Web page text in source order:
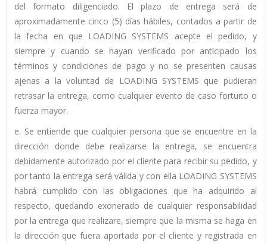
del formato diligenciado. El plazo de entrega será de
aproximadamente cinco (5) días hábiles, contados a partir de
la fecha en que LOADING SYSTEMS acepte el pedido, y
siempre y cuando se hayan verificado por anticipado los
términos y condiciones de pago y no se presenten causas
ajenas a la voluntad de LOADING SYSTEMS que pudieran
retrasar la entrega, como cualquier evento de caso fortuito o
fuerza mayor.
e. Se entiende que cualquier persona que se encuentre en la
dirección donde debe realizarse la entrega, se encuentra
debidamente autorizado por el cliente para recibir su pedido, y
por tanto la entrega será válida y con ella LOADING SYSTEMS
habrá cumplido con las obligaciones que ha adquirido al
respecto, quedando exonerado de cualquier responsabilidad
por la entrega que realizare, siempre que la misma se haga en
la dirección que fuera aportada por el cliente y registrada en